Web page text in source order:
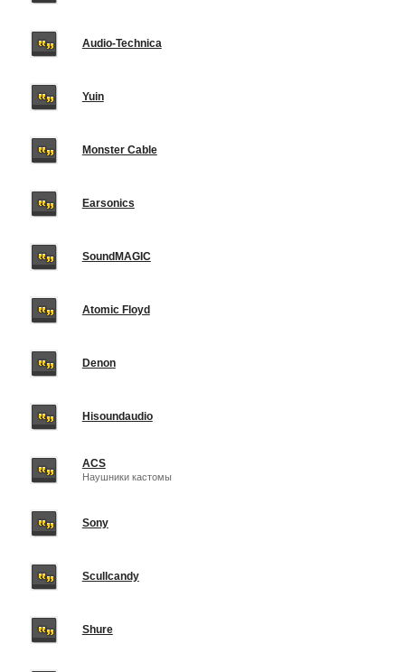
Audio-Technica
Yuin
Monster Cable
Earsonics
SoundMAGIC
Atomic Floyd
Denon
Hisoundaudio
ACS
Наушники кастомы
Sony
Scullcandy
Shure